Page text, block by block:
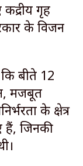
केंद्रीय गृह
के विजन
बीते 12
मजबूत
के क्षेत्र
हैं, जिनकी